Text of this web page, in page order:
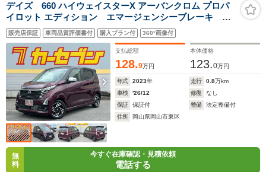
デイズ 660 ハイウェイスターX アーバンクロム プロパ
イロット エディション エマージェンシーブレーキ プ
ロパイロット 全周囲カメラ クリアランスソナー 側
面後方警告 新品ディスプレイオーディオ取付 LEDヘ
ッドライト LEDフォグ オートハイビームアシスト
レザー調シート
販売店保証 車両品質評価書付 購入プラン付 360°画像付
支払総額
128.9万円
本体価格
123.0万円
年式 2023年 走行 0.8万km
車検
'26/12 修復
なし
保証
保証付 整備
法定整備付
住所
岡山県岡山市東区
無
料
今すぐ在庫確認・見積依頼
電話する